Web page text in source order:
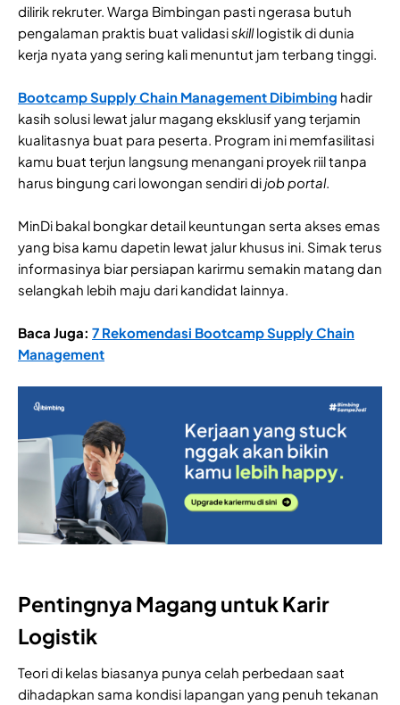
dilirik rekruter. Warga Bimbingan pasti ngerasa butuh
pengalaman praktis buat validasiskilllogistik di dunia
kerja nyata yang sering kali menuntut jam terbang tinggi.
Bootcamp Supply Chain Management Dibimbing hadir
kasih solusi lewat jalur magang eksklusif yang terjamin
kualitasnya buat para peserta. Program ini memfasilitasi
kamu buat terjun langsung menangani proyek riil tanpa
harus bingung cari lowongan sendiri dijob portal.
MinDi bakal bongkar detail keuntungan serta akses emas
yang bisa kamu dapetin lewat jalur khusus ini. Simak terus
informasinya biar persiapan karirmu semakin matang dan
selangkah lebih maju dari kandidat lainnya.
Baca Juga: 7 Rekomendasi Bootcamp Supply Chain
Management
Pentingnya Magang untuk Karir
Logistik
Teori di kelas biasanya punya celah perbedaan saat
dihadapkan sama kondisi lapangan yang penuh tekanan